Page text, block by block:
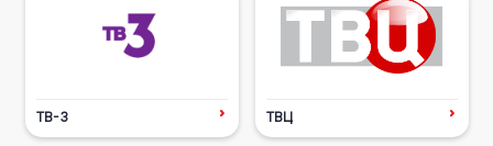
ТВ-3 ТВЦ